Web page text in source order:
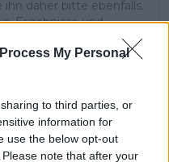
My Personal
to third parties, or
information for
use the below opt-out
note that after your
ihn daher bitte ebenfalls.
Ergebnisse und
täglich kompakt per E-